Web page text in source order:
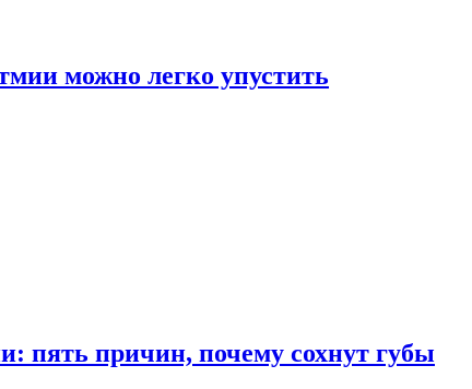
можно легко упустить
пять причин, почему сохнут губы